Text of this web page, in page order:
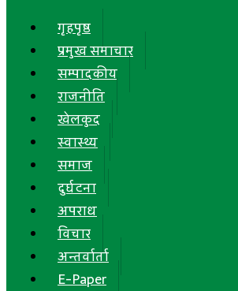
गृहपृष्ठ
प्रमुख समाचार
सम्पादकीय
राजनीति
खेलकुद
स्वास्थ्य
समाज
दुर्घटना
अपराध
विचार
अन्तर्वार्ता
E-Paper